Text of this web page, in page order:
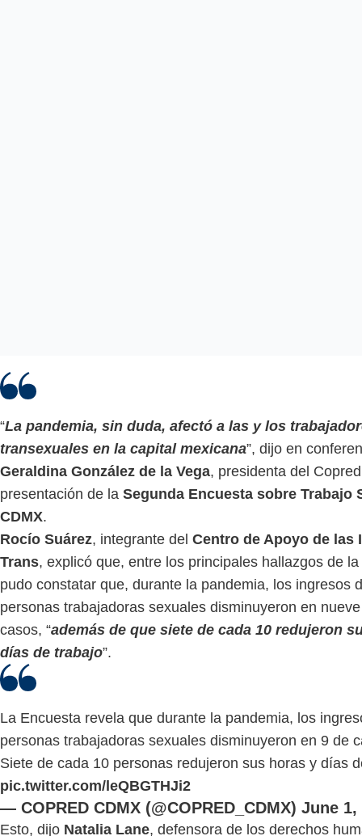
“La pandemia, sin duda, afectó a las y los
transexuales en la capital mexicana”, dijo en
Geraldina González de la Vega, presidenta del
presentación de la Segunda Encuesta sobre Trabajo
CDMX.
Rocío Suárez, integrante del Centro de Apoyo de las
Trans, explicó que, entre los principales hallazgos de
pudo constatar que, durante la pandemia, los ingresos
personas trabajadoras sexuales disminuyeron en
casos, “además de que siete de cada 10 redujeron
días de trabajo”.
La Encuesta revela que durante la pandemia, los
personas trabajadoras sexuales disminuyeron en 9 de
Siete de cada 10 personas redujeron sus horas y días
pic.twitter.com/leQBGTHJi2
— COPRED CDMX (@COPRED_CDMX) June 1,
Esto, dijo Natalia Lane, defensora de los derechos